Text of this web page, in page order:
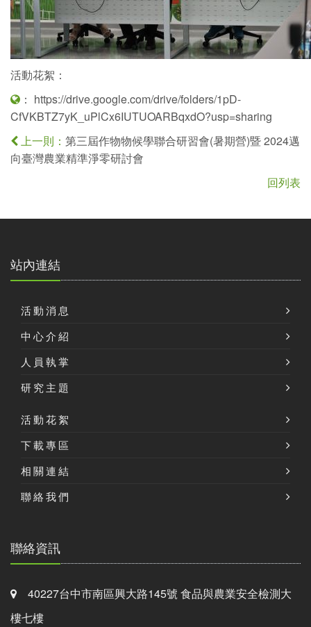
活動花絮：
： https://drive.google.com/drive/folders/1pD-
CfVKBTZ7yK_uPlCx6IUTUOARBqxdO?usp=sharing
上一則： 第三屆作物物候學聯合研習會(暑期營)暨 2024邁
向臺灣農業精準淨零研討會
回列表
站內連結
活動消息
中心介紹
人員執掌
研究主題
活動花絮
下載專區
相關連結
聯絡我們
聯絡資訊
40227台中市南區興大路145號 食品與農業安全檢測大
樓七樓